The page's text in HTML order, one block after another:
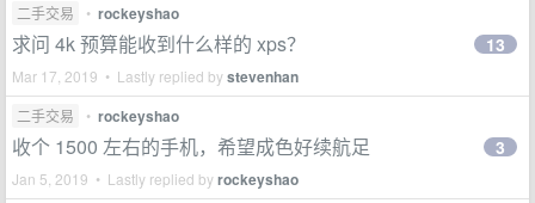
二手交易 • rockeyshao
求问 4k 预算能收到什么样的 xps？
Mar 17, 2019 • Lastly replied bystevenhan
13
二手交易 • rockeyshao
收个 1500 左右的手机，希望成色好续航足
Jan 5, 2019 • Lastly replied byrockeyshao
3